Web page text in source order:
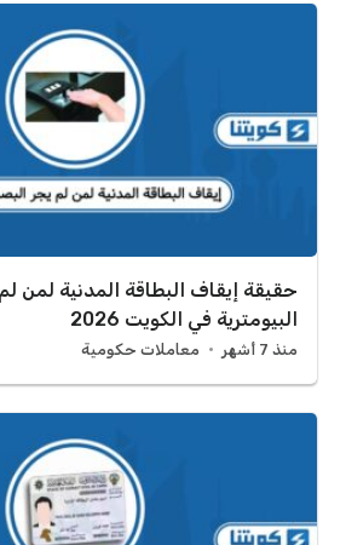
حقيقة إيقاف البطاقة المدنية لمن
البيومترية في الكويت 2026
منذ 7 أشهر معاملات حكومية